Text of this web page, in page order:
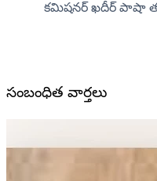
కమిషనర్ ఖదీర్ పాషా
సంబంధిత వార్తలు